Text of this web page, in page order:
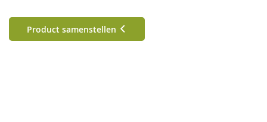
Product samenstellen